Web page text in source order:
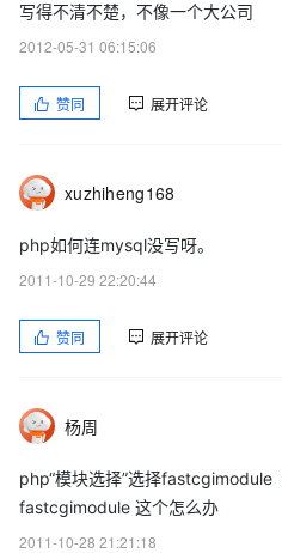
2.mysql环境配置:在
http://
winx64.msi地址中下载mysql，然
此处可修改安装路径。最好修改到
http://www.phpwind.com/
简体GBK安装包。
略。
》自定义级别
写得不清不楚，不像一个大公司
2012-05-31 06:15:06
赞同 展开评论
xuzhiheng168
php如何连mysql没写呀。
2011-10-29 22:20:44
赞同 展开评论
杨周
php“模块选择”选择
fastcgimodule 这个怎么办
2011-10-28 21:21:18